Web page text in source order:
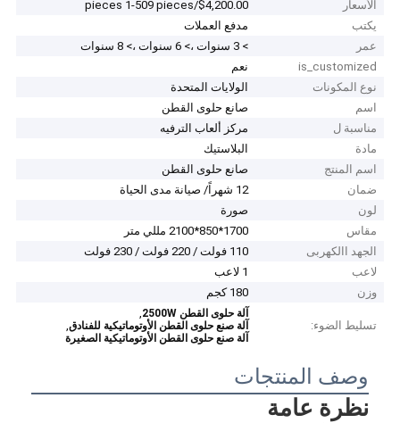
الأسعار
$4,200.00/pieces 1-509 pieces
يكتب
مدفع العملات
عمر
> 3 سنوات ،> 6 سنوات ،> 8 سنوات
is_customized
نعم
نوع المكونات
الولايات المتحدة
اسم
صانع حلوى القطن
مناسبة ل
مركز ألعاب الترفيه
مادة
البلاستيك
اسم المنتج
صانع حلوى القطن
ضمان
12 شهراً/ صيانة مدى الحياة
لون
صورة
مقاس
1700*850*2100 مللي متر
الجهد االكهربى
110 فولت / 220 فولت / 230 فولت
لاعب
1 لاعب
وزن
180 كجم
تسليط الضوء:
آلة حلوى القطن 2500W ,
آلة صنع حلوى القطن الأوتوماتيكية للفنادق,
آلة صنع حلوى القطن الأوتوماتيكية الصغيرة
وصف المنتجات
نظرة عامة